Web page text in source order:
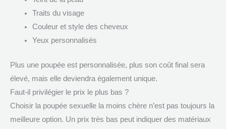
Traits du visage
Couleur et style des cheveux
Yeux personnalisés
Plus une poupée est personnalisée, plus son coût final sera
élevé, mais elle deviendra également unique.
Faut-il privilégier le prix le plus bas ?
Choisir la poupée sexuelle la moins chère n’est pas toujours la
meilleure option. Un prix très bas peut indiquer des matériaux